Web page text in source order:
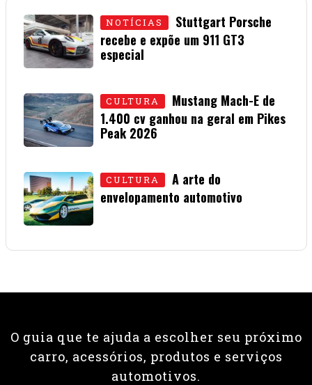
NOTÍCIAS
Stuttgart Porsche
recebe e expõe um 911 GT3
especial
CULTURA
Mustang Mach-E de
1.400 cv ganhou na geral em Pikes
Peak 2026
CULTURA
A arte do
envelopamento automotivo
O guia que te ajuda a escolher seu próximo
carro, acessórios, produtos e serviços
automotivos.